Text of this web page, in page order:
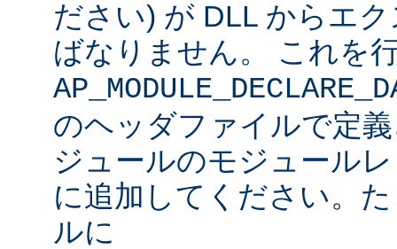
ださい) が DLL からエ
ばなりません。 これを
のヘッダファイルで定
ジュールのモジュール
に追加してください。
ルに